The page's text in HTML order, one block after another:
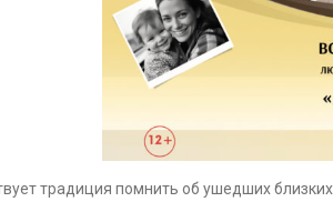
традиция помнить об ушедших